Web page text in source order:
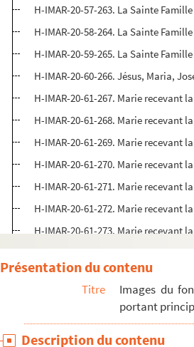
H-IMAR-20-57-263. La Sainte Famille
H-IMAR-20-58-264. La Sainte Famille
H-IMAR-20-59-265. La Sainte Famille
H-IMAR-20-60-266. Jésus, Maria,
H-IMAR-20-61-267. Marie recevant
H-IMAR-20-61-268. Marie recevant
H-IMAR-20-61-269. Marie recevant
H-IMAR-20-61-270. Marie recevant
H-IMAR-20-61-271. Marie recevant
H-IMAR-20-61-272. Marie recevant
H-IMAR-20-61-273. Marie recevant
H-IMAR-20-62-274. La Sainte Famille
H-IMAR-20-62-275. La Sainte Famille
H-IMAR-20-62-276. La Sainte Famille
H-IMAR-20-63-278. Familia Sacra
Présentation du contenu
Titre
Images du
portant
Description du contenu